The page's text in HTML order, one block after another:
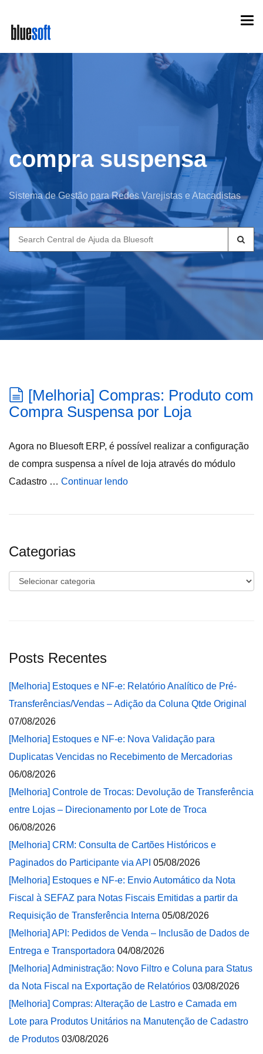
main
content
compra suspensa
Sistema de Gestão para Redes Varejistas e Atacadistas
Search
for:
[Melhoria] Compras: Produto com
Compra Suspensa por Loja
Agora no Bluesoft ERP, é possível realizar a configuração
de compra suspensa a nível de loja através do módulo
Cadastro … Continuar lendo
Categorias
Categorias
Posts Recentes
[Melhoria] Estoques e NF-e: Relatório Analítico de Pré-
Transferências/Vendas – Adição da Coluna Qtde Original
07/08/2026
[Melhoria] Estoques e NF-e: Nova Validação para
Duplicatas Vencidas no Recebimento de Mercadorias
06/08/2026
[Melhoria] Controle de Trocas: Devolução de Transferência
entre Lojas – Direcionamento por Lote de Troca
06/08/2026
[Melhoria] CRM: Consulta de Cartões Históricos e
Paginados do Participante via API 05/08/2026
[Melhoria] Estoques e NF-e: Envio Automático da Nota
Fiscal à SEFAZ para Notas Fiscais Emitidas a partir da
Requisição de Transferência Interna 05/08/2026
[Melhoria] API: Pedidos de Venda – Inclusão de Dados de
Entrega e Transportadora 04/08/2026
[Melhoria] Administração: Novo Filtro e Coluna para Status
da Nota Fiscal na Exportação de Relatórios 03/08/2026
[Melhoria] Compras: Alteração de Lastro e Camada em
Lote para Produtos Unitários na Manutenção de Cadastro
de Produtos 03/08/2026